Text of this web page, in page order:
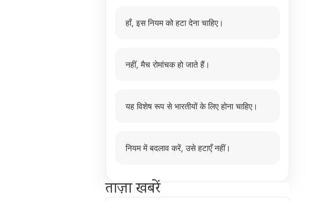
हाँ, इस नियम को हटा देना चाहिए।
नहीं, मैच रोमांचक हो जाते हैं।
यह विशेष रूप से भारतीयों के लिए होना चाहिए।
नियम में बदलाव करें, उसे हटाएँ नहीं।
ताज़ा खबरें